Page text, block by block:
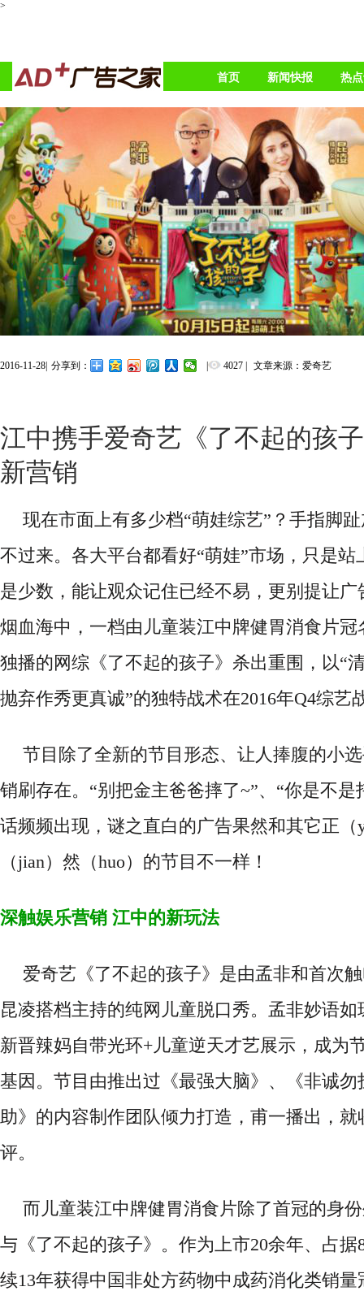
>
首页 新闻快报 热
2016-11-28| 分享到： | 4027 | 文章来源：爱奇艺
江中携手爱奇艺《了不起的孩
新营销
现在市面上有多少档“萌娃综艺”？手指脚
不过来。各大平台都看好“萌娃”市场，只是站
是少数，能让观众记住已经不易，更别提让
烟血海中，一档由 儿童装江中牌健胃消食片冠
独播的网综《了不起的孩子》杀出重围，以“
抛弃作秀更真诚”的独特战术在2016年Q4综艺
节目除了全新的节目形态、让人捧腹的小
销刷存在。 “别把金主爸爸摔了~”、 “你是不是
话频频出现，谜之直白的广告果然和其它正（
（jian）然（huo）的节目不一样！
深触娱乐营销 江中的新玩法
爱奇艺《了不起的孩子》是由孟非和首次
昆凌搭档主持的纯网儿童脱口秀。孟非妙语如
新晋辣妈自带光环+儿童逆天才艺展示，成为
基因。节目由推出过《最强大脑》、《非诚勿
助》的内容制作团队倾力打造，甫一播出，就
评。
而儿童装江中牌健胃消食片除了首冠的身
与《了不起的孩子》。 作为上市20余年、占据
续13年获得中国非处方药物中成药消化类销量